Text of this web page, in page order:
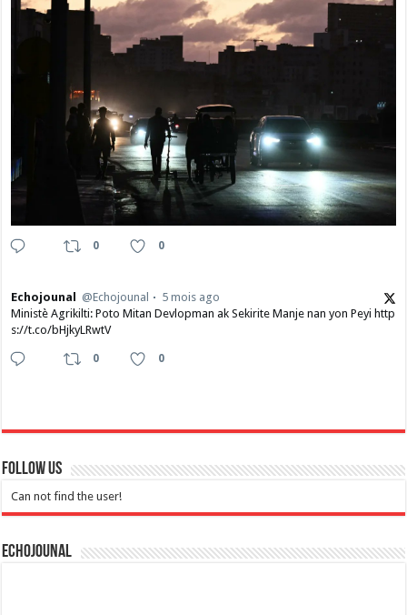
0 0
Echojounal @Echojounal
5 mois ago
Ministè Agrikilti: Poto Mitan Devlopman ak Sekirite Manje nan yon Peyi http
s://t.co/bHjkyLRwtV
0 0
Follow Us
Can not find the user!
Echojounal